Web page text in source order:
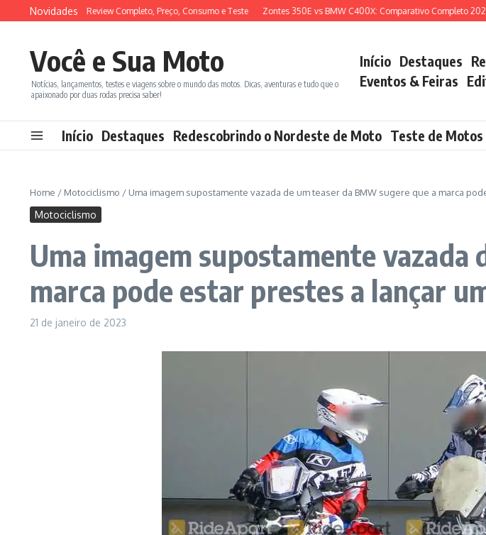
Ir para o conteúdo
Novidades
ADX 150 2026: Review Completo, Preço, Consumo e Teste Zontes 350E vs BMW C400X: Comparativo Completo 2026
Você e Sua Moto
Notícias, lançamentos, testes e viagens sobre o mundo das motos. Dicas, aventuras e tudo que o
apaixonado por duas rodas precisa saber!
Início Destaques
Eventos & Feiras
Início Destaques Redescobrindo o Nordeste de Moto Teste de Motos
Home / Motociclismo / Uma imagem supostamente vazada de um teaser da BMW sugere que a marca
Motociclismo
Uma imagem supostamente vazada
marca pode estar prestes a lançar
21 de janeiro de 2023